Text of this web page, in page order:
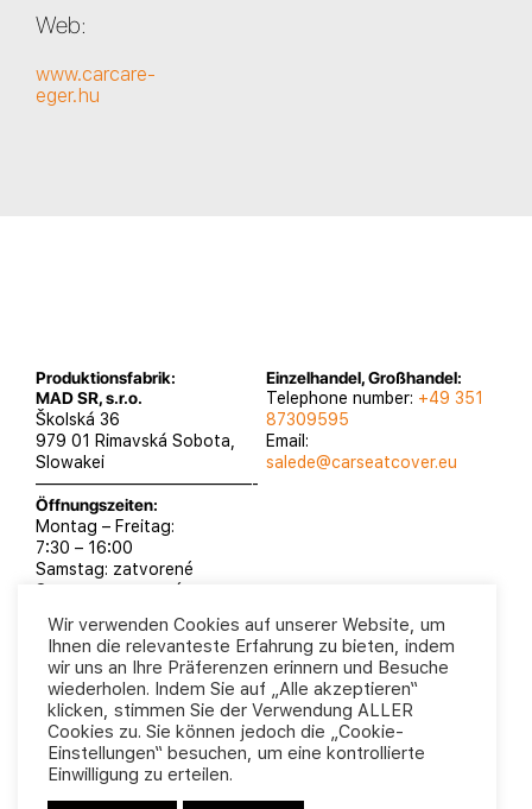
Web:
www.carcare-
eger.hu
Produktionsfabrik:
MAD SR, s.r.o.
Školská 36
979 01 Rimavská Sobota,
Slowakei
—————————————-
Öffnungszeiten:
Montag – Freitag:
7:30 – 16:00
Samstag: zatvorené
Sontag: zatvorené
Einzelhandel, Großhandel:
Telephone number: +49 351
87309595
Email:
salede@carseatcover.eu
MAD SR, s.r.o. 2025
Datenschutzrichtlinie
Geschäftsbedingungen
Wir verwenden Cookies auf unserer Website, um
Ihnen die relevanteste Erfahrung zu bieten, indem
wir uns an Ihre Präferenzen erinnern und Besuche
wiederholen. Indem Sie auf „Alle akzeptieren“
klicken, stimmen Sie der Verwendung ALLER
Cookies zu. Sie können jedoch die „Cookie-
Einstellungen“ besuchen, um eine kontrollierte
Einwilligung zu erteilen.